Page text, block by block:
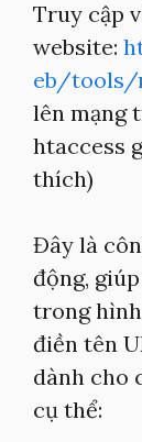
Truy cập
website:
eb/tools/
lên mạng
htaccess
thích)
Đây là
động,
trong
điền tên
dành cho
cụ thể: